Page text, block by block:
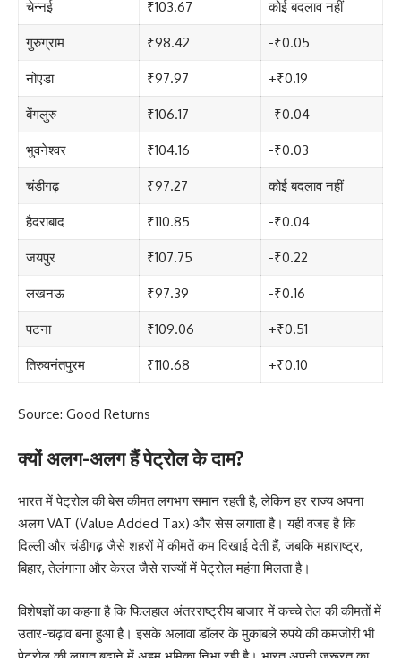
चेन्नई ₹103.67 कोई बदलाव नहीं
गुरुग्राम ₹98.42 -₹0.05
नोएडा ₹97.97 +₹0.19
बेंगलुरु ₹106.17 -₹0.04
भुवनेश्वर ₹104.16 -₹0.03
चंडीगढ़ ₹97.27 कोई बदलाव नहीं
हैदराबाद ₹110.85 -₹0.04
जयपुर ₹107.75 -₹0.22
लखनऊ ₹97.39 -₹0.16
पटना ₹109.06 +₹0.51
तिरुवनंतपुरम ₹110.68 +₹0.10
Source: Good Returns
क्यों अलग-अलग हैं पेट्रोल के दाम?
भारत में पेट्रोल की बेस कीमत लगभग समान रहती है, लेकिन हर राज्य अपना
अलग VAT (Value Added Tax) और सेस लगाता है। यही वजह है कि
दिल्ली और चंडीगढ़ जैसे शहरों में कीमतें कम दिखाई देती हैं, जबकि महाराष्ट्र,
बिहार, तेलंगाना और केरल जैसे राज्यों में पेट्रोल महंगा मिलता है।
विशेषज्ञों का कहना है कि फिलहाल अंतरराष्ट्रीय बाजार में कच्चे तेल की कीमतों में
उतार-चढ़ाव बना हुआ है। इसके अलावा डॉलर के मुकाबले रुपये की कमजोरी भी